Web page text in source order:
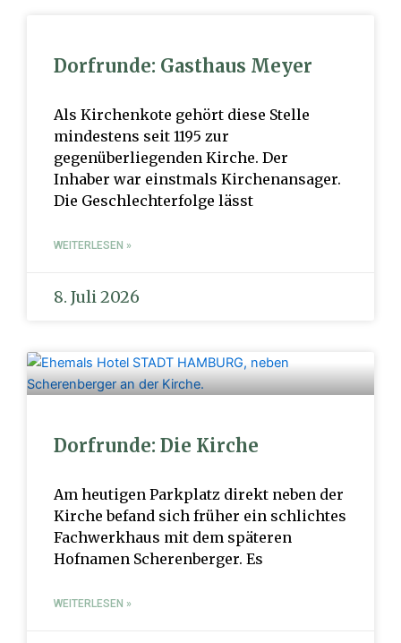
Dorfrunde: Gasthaus Meyer
Als Kirchenkote gehört diese Stelle
mindestens seit 1195 zur
gegenüberliegenden Kirche. Der
Inhaber war einstmals Kirchenansager.
Die Geschlechterfolge lässt
WEITERLESEN »
8. Juli 2026
Dorfrunde: Die Kirche
Am heutigen Parkplatz direkt neben der
Kirche befand sich früher ein schlichtes
Fachwerkhaus mit dem späteren
Hofnamen Scherenberger. Es
WEITERLESEN »